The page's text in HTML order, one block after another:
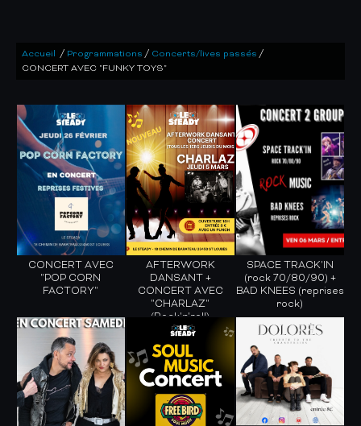
Accueil / Programmations / Concerts/lives passés /
CONCERT AVEC "FUNKY TOYS"
CONCERT AVEC
"POP CORN
FACTORY"
AFTERWORK
DANSANT +
CONCERT AVEC
"CHARLAZ"
(Rock'n'roll)
SPACE TRACK'IN
(rock 70/80/90) +
BAD KNEES (reprises
rock)